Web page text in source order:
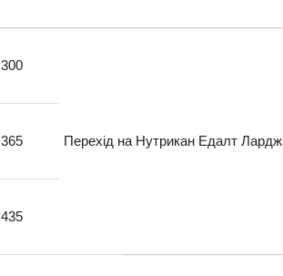
300
Перехід на Нутрикан Едалт Лардж
365
435